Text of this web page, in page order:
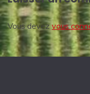
Vous devez vous